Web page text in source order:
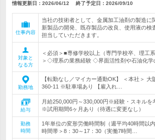
情報更新日：2026/06/12 終了予定日： 2026/09/10
仕事内容
当社の技術者として、金属加工油剤の製造に
新製品の開発、既存製品の改良、使用液の検
担当していただきます。
対象と
なる方
＜必須＞■専修学校以上（専門学校卒、理工
＞◇理系の業務経験 ◇界面活性剤や石油化学
勤務地
【転勤なし／マイカー通勤OK】 ＜本社＞ 大
360-11 ※駐車場あり 【雇入れ…
給与
月給250,000円～330,000円※経験・スキルを
※試用期間6ヶ月あり（待遇に変更なし）
勤務
時間
1年単位の変形労働時間制（週平均40時間以
時間帯＞8：30～17：30（実働7時間…